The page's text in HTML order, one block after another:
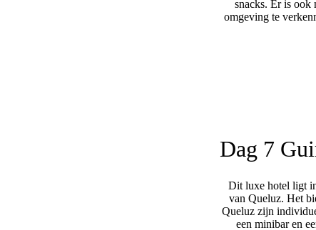
snacks. Er is ook
omgeving te
Dag 7
Dit luxe hotel ligt
van Queluz. Het
Queluz zijn
een minibar en